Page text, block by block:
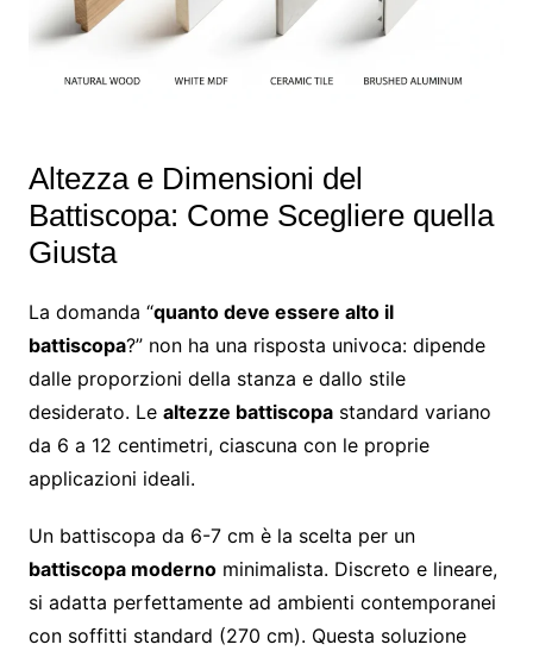
Altezza e Dimensioni del
Battiscopa: Come Scegliere quella
Giusta
La domanda “quanto deve essere alto il
battiscopa?” non ha una risposta univoca: dipende
dalle proporzioni della stanza e dallo stile
desiderato. Le altezze battiscopastandard variano
da 6 a 12 centimetri, ciascuna con le proprie
applicazioni ideali.
Un battiscopa da 6-7 cm è la scelta per un
battiscopa modernominimalista. Discreto e lineare,
si adatta perfettamente ad ambienti contemporanei
con soffitti standard (270 cm). Questa soluzione